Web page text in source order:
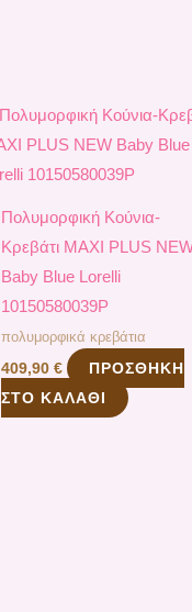
Πολυμορφική Κούνια-
Κρεβάτι MAXI PLUS
Baby Blue Lorelli
10150580039P
πολυμορφικά κρεβάτια
409,90€
ΠΡΟΣΘΉΚΗ
ΣΤΟ ΚΑΛΆΘΙ